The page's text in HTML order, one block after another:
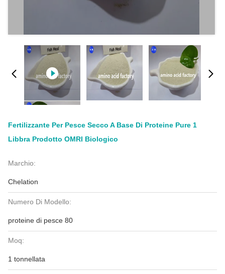
Fertilizzante Per Pesce Secco A Base Di Proteine Pure 1
Libbra Prodotto OMRI Biologico
Marchio:
Chelation
Numero Di Modello:
proteine di pesce 80
Moq:
1 tonnellata